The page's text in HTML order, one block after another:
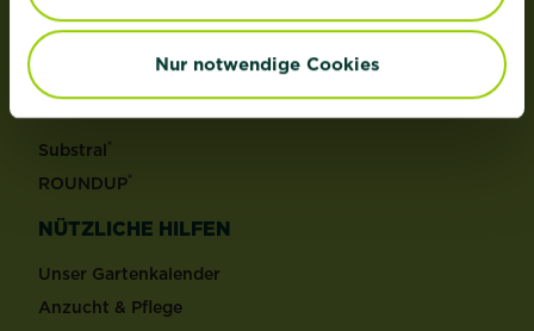
Nur notwendige Cookies
Schädlinge
Reinigungsmittel
MARKEN
Substral®
ROUNDUP®
NÜTZLICHE HILFEN
Unser Gartenkalender
Anzucht & Pflege